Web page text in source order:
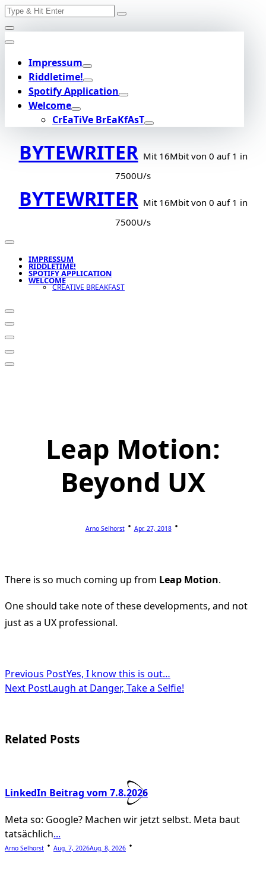
Skip
to
content
Search
Impressum
Riddletime!
Spotify Application
Welcome
CrEaTiVe BrEaKfAsT
BYTEWRITER Mit 16Mbit von 0 auf 1 in
7500U/s
BYTEWRITER Mit 16Mbit von 0 auf 1 in
7500U/s
IMPRESSUM
RIDDLETIME!
SPOTIFY APPLICATION
WELCOME
CREATIVE BREAKFAST
Leap Motion:
Beyond UX
Arno Selhorst Apr. 27, 2018
There is so much coming up from Leap Motion.
One should take note of these developments, and not
just as a UX professional.
<span
class="nav-
screen-
text">Page</span>
Previous PostYes, I know this is out…
Next PostLaugh at Danger, Take a Selfie!
Related Posts
LinkedIn Beitrag vom 7.8.2026
Meta so: Google? Machen wir jetzt selbst. Meta baut
tatsächlich...
Arno Selhorst Aug. 7, 2026Aug. 8, 2026